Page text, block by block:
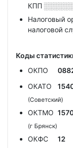
КПП
Налоговый
налоговой
Коды
ОКПО
ОКАТО
(Советский)
ОКТМО
(г Брянск)
ОКФС 12